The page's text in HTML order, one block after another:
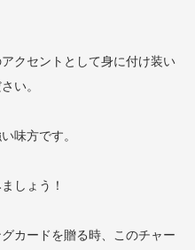
クセントとして身に付け装い
い。
味方です。
しょう！
カードを贈る時、このチャー